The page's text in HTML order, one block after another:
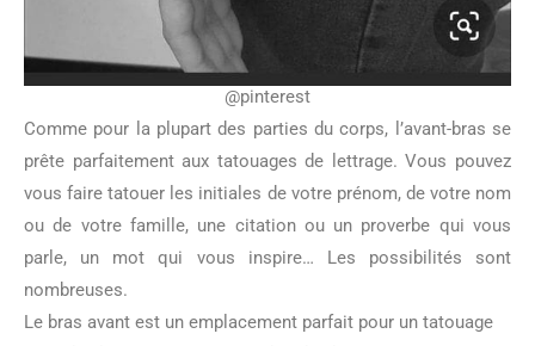
@pinterest
Comme pour la plupart des parties du corps, l’avant-bras se
prête parfaitement aux tatouages de lettrage. Vous pouvez
vous faire tatouer les initiales de votre prénom, de votre nom
ou de votre famille, une citation ou un proverbe qui vous
parle, un mot qui vous inspire… Les possibilités sont
nombreuses.
Le bras avant est un emplacement parfait pour un tatouage